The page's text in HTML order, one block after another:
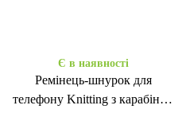
Є в наявності
Ремінець-шнурок для
телефону Knitting з карабіном